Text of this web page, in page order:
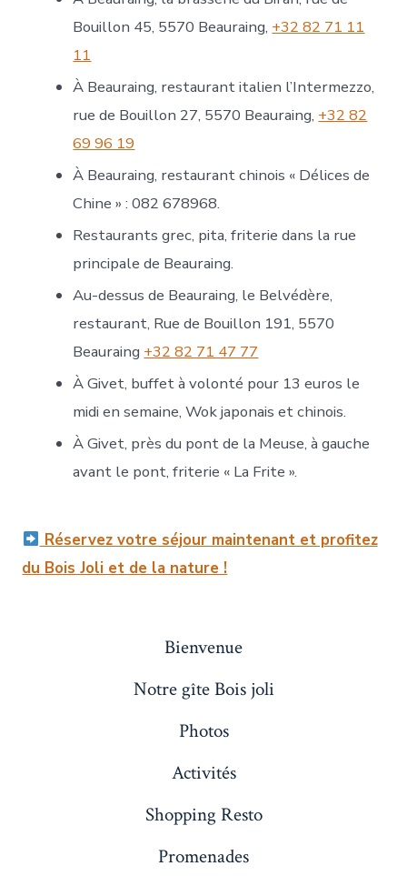
Bouillon 45, 5570 Beauraing, +32 82 71 11
11
À Beauraing, restaurant italien l’Intermezzo,
rue de Bouillon 27, 5570 Beauraing, +32 82
69 96 19
À Beauraing, restaurant chinois « Délices de
Chine » : 082 678968.
Restaurants grec, pita, friterie dans la rue
principale de Beauraing.
Au-dessus de Beauraing, le Belvédère,
restaurant, Rue de Bouillon 191, 5570
Beauraing +32 82 71 47 77
À Givet, buffet à volonté pour 13 euros le
midi en semaine, Wok japonais et chinois.
À Givet, près du pont de la Meuse, à gauche
avant le pont, friterie « La Frite ».
Réservez votre séjour maintenant et profitez
du Bois Joli et de la nature !
Bienvenue
Notre gîte Bois joli
Photos
Activités
Shopping Resto
Promenades